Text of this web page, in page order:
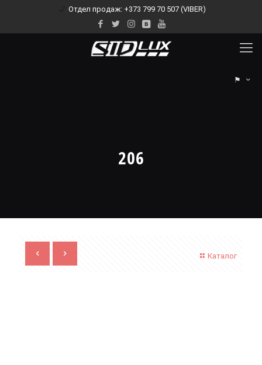
Отдел продаж: +373 799 70 507 (VIBER)
⚑
206
Каталог